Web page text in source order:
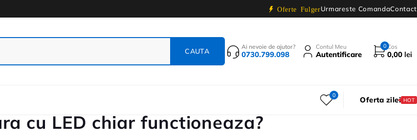
Oferte FulgerUrmareste ComandaContact
Ai nevoie de ajutor?
0730.799.098
Contul Meu
Autentificare
0 Cos
0,00 lei
0 Oferta zilei HOT
cu LED chiar functioneaza?